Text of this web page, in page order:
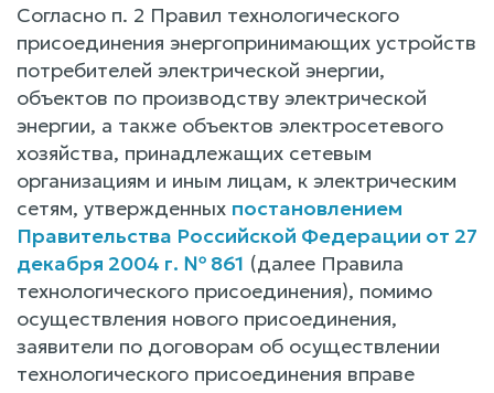
Согласно п. 2 Правил технологического
присоединения энергопринимающих устройств
потребителей электрической энергии,
объектов по производству электрической
энергии, а также объектов электросетевого
хозяйства, принадлежащих сетевым
организациям и иным лицам, к электрическим
сетям, утвержденных постановлением
Правительства Российской Федерации от 27
декабря 2004 г. № 861 (далее Правила
технологического присоединения), помимо
осуществления нового присоединения,
заявители по договорам об осуществлении
технологического присоединения вправе